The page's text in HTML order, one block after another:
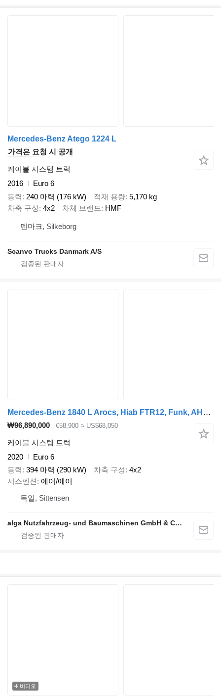
Mercedes-Benz Atego 1224 L
가격은 요청 시 공개
케이블 시스템 트럭
2016
Euro 6
동력
240 마력 (176 kW) 적재 용량 5,170 kg
차축 구성 4x2 차체 브랜드 HMF
덴마크, Silkeborg
Scanvo Trucks Danmark A/S
Mercedes-Benz 1840 L Arocs, Hiab FTR12, Funk, AHK, 232tkm, AC
₩96,890,000 €58,900 ≈ US$68,050
케이블 시스템 트럭
2020
Euro 6
동력 394 마력 (290 kW) 차축 구성 4x2
서스펜션 에어/에어
독일, Sittensen
alga Nutzfahrzeug- und Baumaschinen GmbH & Co. KG
비디오